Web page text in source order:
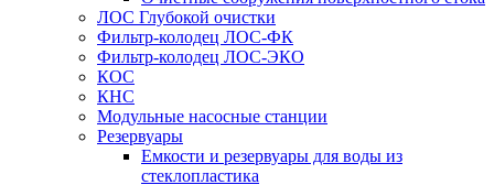
ЛОС Глубокой очистки
Фильтр-колодец ЛОС-ФК
Фильтр-колодец ЛОС-ЭКО
КОС
КНС
Модульные насосные станции
Резервуары
Емкости и резервуары для воды из
стеклопластика